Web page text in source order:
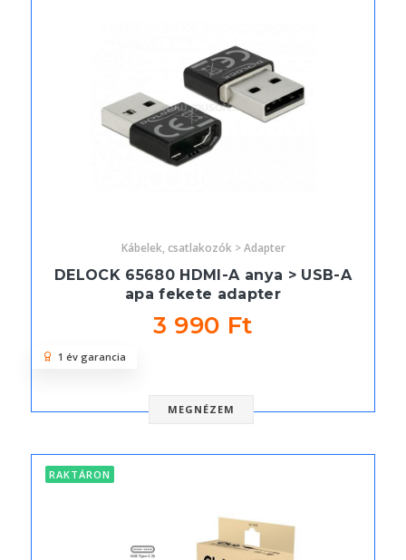
Kábelek, csatlakozók > Adapter
DELOCK 65680 HDMI-A anya > USB-A
apa fekete adapter
3 990 Ft
MEGNÉZEM
1 év garancia
RAKTÁRON